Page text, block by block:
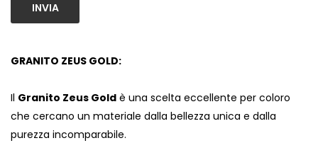
INVIA
GRANITO ZEUS GOLD:
Il Granito Zeus Gold è una scelta eccellente per coloro
che cercano un materiale dalla bellezza unica e dalla
purezza incomparabile.